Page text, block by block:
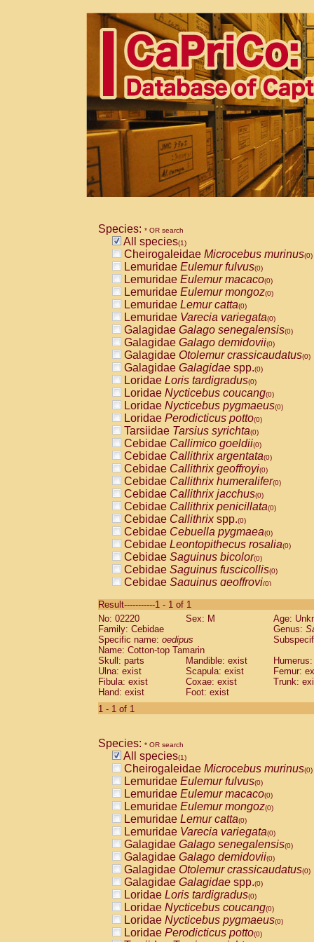
Species: * OR search
All species(1)
Cheirogaleidae Microcebus murinus(0)
Lemuridae Eulemur fulvus(0)
Lemuridae Eulemur macaco(0)
Lemuridae Eulemur mongoz(0)
Lemuridae Lemur catta(0)
Lemuridae Varecia variegata(0)
Galagidae Galago senegalensis(0)
Galagidae Galago demidovii(0)
Galagidae Otolemur crassicaudatus(0)
Galagidae Galagidae spp.(0)
Loridae Loris tardigradus(0)
Loridae Nycticebus coucang(0)
Loridae Nycticebus pygmaeus(0)
Loridae Perodicticus potto(0)
Tarsiidae Tarsius syrichta(0)
Cebidae Callimico goeldii(0)
Cebidae Callithrix argentata(0)
Cebidae Callithrix geoffroyi(0)
Cebidae Callithrix humeralifer(0)
Cebidae Callithrix jacchus(0)
Cebidae Callithrix penicillata(0)
Cebidae Callithrixspp.(0)
Cebidae Cebuella pygmaea(0)
Cebidae Leontopithecus rosalia(0)
Cebidae Saguinus bicolor(0)
Cebidae Saguinus fuscicollis(0)
Cebidae Saguinus geoffroyi(0)
CebidaeSaguinus labiatus(0)
Cebidae Saguinus leucopus (0)
Cebidae
CebidaeSaguinus mystax
Cebidae Saguinus nigricollis (0)
Cebidae Saguinus oedipus
Cebidae Saguinus weddelli
Cebidae Saguinusspp.
Cebidae
CebidaeCebus capucinus
CebidaeCebus nigrivittatus
CebidaeCebus spp.(0)
CebidaeSaimiri boliviensis(0)
CebidaeSaimiri sciureus(0)
AtelidaeAlouatta caraya(0)
AtelidaeAlouatta fusca(0)
AtelidaeAlouatta seniculus(0)
AtelidaeAlouattaspp.(0)
AtelidaeAteles belzebuth(0)
AtelidaeAteles geoffroyi(0)
AtelidaeAteles paniscus(0)
AtelidaeAtelesspp.(0)
AtelidaeLagothrix lagothricha(0)
AtelidaeLagothrix lagothricha cana
PitheciidaeCacajao calvus
Result-----------1 - 1 of 1
No: 02220
Sex: M
Age:
Family: Cebidae
Genus:
Specific name: oedipus
Name: Cotton-top Tamarin
Skull: parts
Mandible: exist
Ulna: exist
Scapula: exist
Femur:
Fibula: exist
Coxae: exist
Trunk:
Hand: exist
Foot: exist
1 - 1 of 1
Species: * OR search
All species(1)
Cheirogaleidae Microcebus murinus(0)
Lemuridae Eulemur fulvus(0)
Lemuridae Eulemur macaco(0)
Lemuridae Eulemur mongoz(0)
Lemuridae Lemur catta(0)
Lemuridae Varecia variegata(0)
Galagidae Galago senegalensis(0)
Galagidae Galago demidovii(0)
Galagidae Otolemur crassicaudatus(0)
Galagidae Galagidae spp.(0)
Loridae Loris tardigradus(0)
Loridae Nycticebus coucang(0)
Loridae Nycticebus pygmaeus(0)
Loridae Perodicticus potto(0)